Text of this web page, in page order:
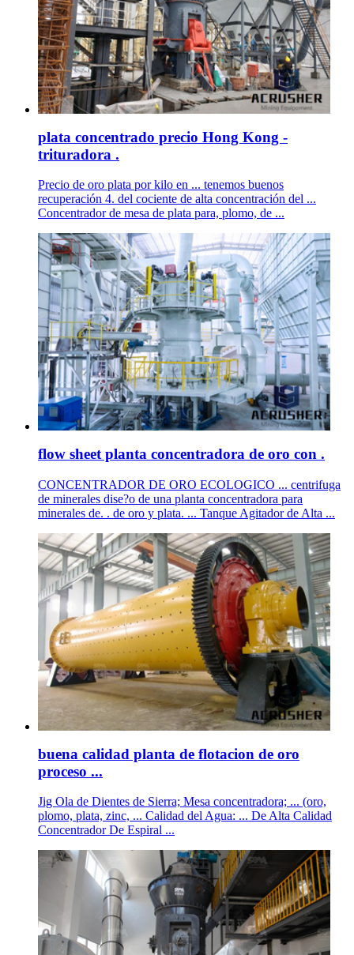
plata concentrado precio Hong Kong -
trituradora .
Precio de oro plata por kilo en ... tenemos buenos
recuperación 4. del cociente de alta concentración del ...
Concentrador de mesa de plata para, plomo, de ...
flow sheet planta concentradora de oro con .
CONCENTRADOR DE ORO ECOLOGICO ... centrifuga
de minerales dise?o de una planta concentradora para
minerales de. . de oro y plata. ... Tanque Agitador de Alta ...
buena calidad planta de flotacion de oro
proceso ...
Jig Ola de Dientes de Sierra; Mesa concentradora; ... (oro,
plomo, plata, zinc, ... Calidad del Agua: ... De Alta Calidad
Concentrador De Espiral ...